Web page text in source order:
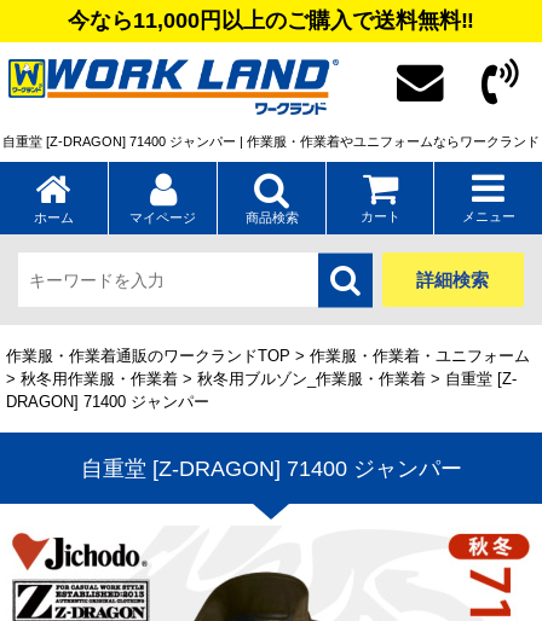
今なら11,000円以上のご購入で送料無料‼
自重堂 [Z-DRAGON] 71400 ジャンパー | 作業服・作業着やユニフォームならワークランド
ホーム マイページ 商品検索 カート メニュー
詳細検索
作業服・作業着通販のワークランドTOP > 作業服・作業着・ユニフォーム
> 秋冬用作業服・作業着 > 秋冬用ブルゾン_作業服・作業着 > 自重堂 [Z-
DRAGON] 71400 ジャンパー
自重堂 [Z-DRAGON] 71400 ジャンパー